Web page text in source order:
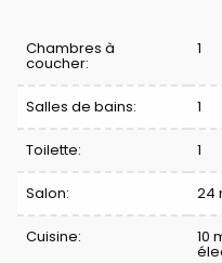
Division
Chambres à
coucher:
1
Salles de bains: 1
Toilette: 1
Salon: 24
Cuisine: 10